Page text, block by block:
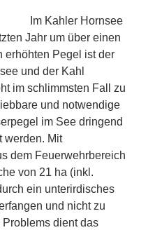
Im Kahler Hornsee
Jahr um über einen
erhöhten Pegel ist der
und der Kahl
im schlimmsten Fall zu
und notwendige
im See dringend
werden. Mit
dem Feuerwehrbereich
von 21 ha (inkl.
ein unterirdisches
und nicht zu
dient das